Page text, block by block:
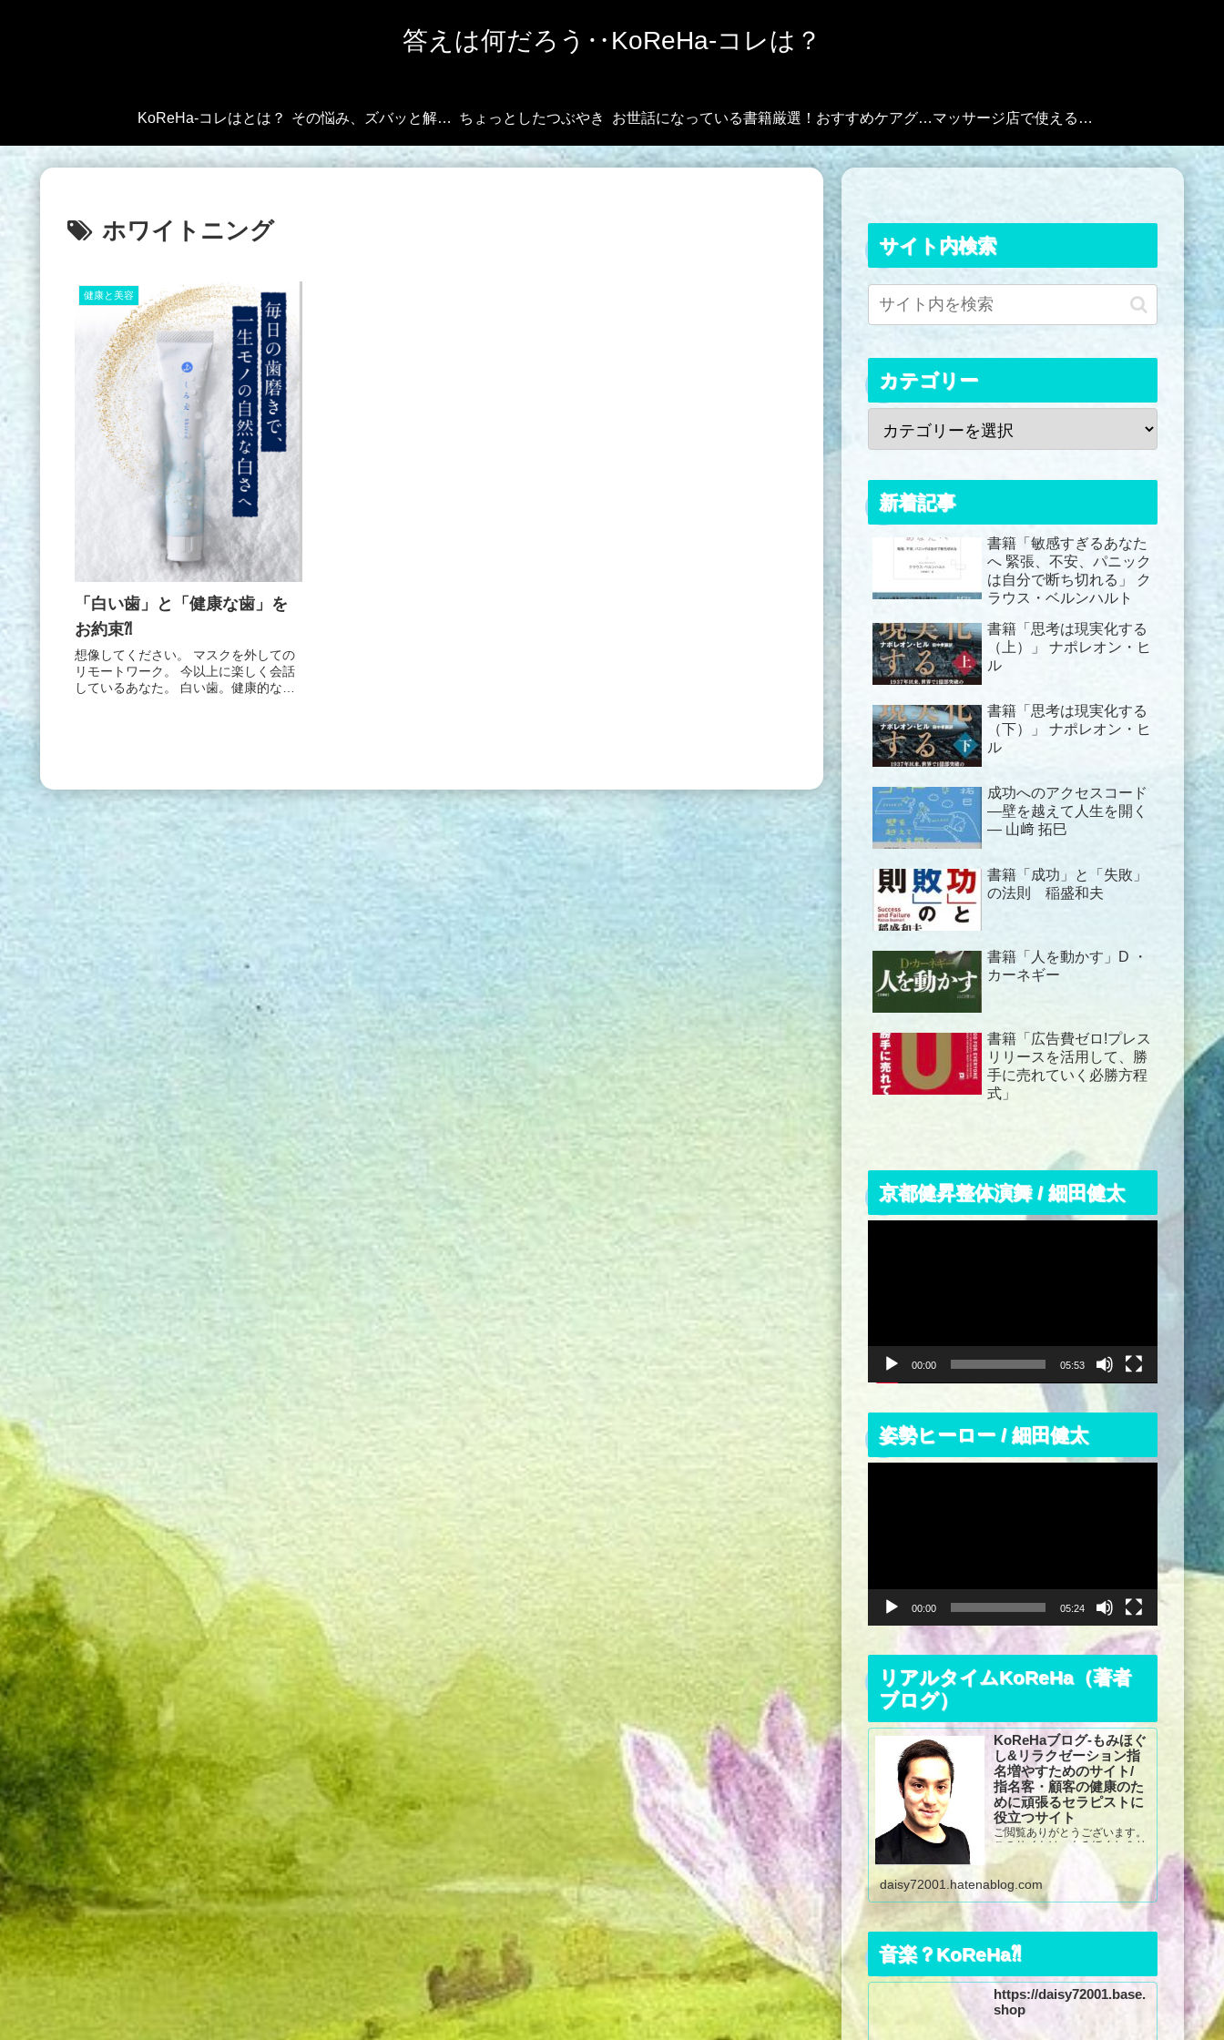
答えは何だろう‥KoReHa-コレは？
KoReHa-コレはとは？ その悩み、ズバッと解決！ ちょっとしたつぶやき お世話になっている書籍 厳選！おすすめケアグッズ マッサージ店で使えるフリー素材
ホワイトニング
健康と美容
「白い歯」と「健康な歯」を
お約束⁈
想像してください。 マスクを外しての
リモートワーク。 今以上に楽しく会話
しているあなた。 白い歯。健康的な
サイト内検索
カテゴリー
新着記事
書籍「敏感すぎるあなた
へ 緊張、不安、パニック
は自分で断ち切れる」 ク
ラウス・ベルンハルト
書籍「思考は現実化する
（上）」 ナポレオン・ヒ
ル
書籍「思考は現実化する
（下）」 ナポレオン・ヒ
ル
成功へのアクセスコード
―壁を越えて人生を開く
― 山﨑 拓巳
書籍「成功」と「失敗」
の法則 稲盛和夫
書籍「人を動かす」D ・
カーネギー
書籍「広告費ゼロ!プレス
リリースを活用して、勝
手に売れていく必勝方程
式」
京都健昇整体演舞 / 細田健太
ー
00:00 05:53
姿勢ヒーロー / 細田健太
ー
00:00 05:24
リアルタイムKoReHa（著者
ブログ）
KoReHaブログ-もみほぐ
し&リラクゼーション指
名増やすためのサイト/
指名客・顧客の健康のた
めに頑張るセラピストに
役立つサイト
ご閲覧ありがとうございます。
このサイトは、もみほぐし＆リ
ラクゼーションマッサージが上
手くなる方法、指名を増やす方
法が盛りだくさん☆その他、健
康増進のための姿勢指導法や運
動指導法も紹介しています。姿
田健太が、これま...
daisy72001.hatenablog.com
音楽？KoReHa⁈
https://daisy72001.base.
shop